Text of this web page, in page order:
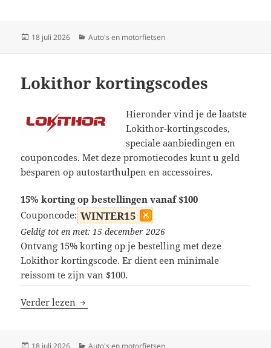
Geplaatst
18 juli 2026 Categorieën
Auto's en motorfietsen
Lokithor kortingscodes
Hieronder vind je de laatste
Lokithor-kortingscodes,
speciale aanbiedingen en
couponcodes. Met deze promotiecodes kunt u geld
besparen op autostarthulpen en accessoires.
15% korting op bestellingen vanaf $100
Couponcode: WINTER15
Geldig tot en met: 15 december 2026
Ontvang 15% korting op je bestelling met deze
Lokithor kortingscode. Er dient een minimale
reissom te zijn van $100.
Verder lezen Lokithor kortingscodes
Geplaatst
18 juli 2026 Categorieën
Auto's en motorfietsen